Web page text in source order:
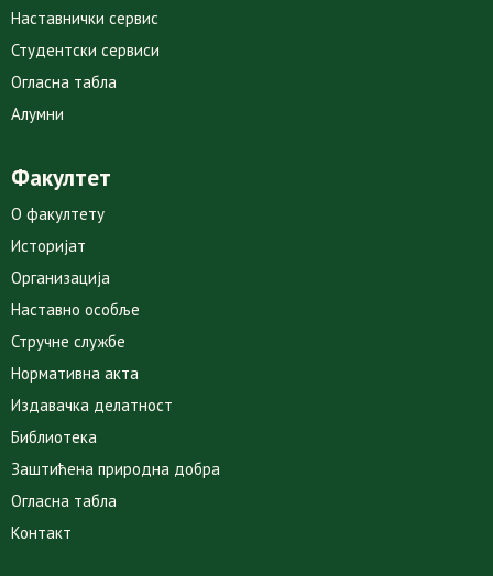
Наставнички сервис
Студентски сервиси
Огласна табла
Алумни
Факултет
О факултету
Историјат
Организација
Наставно особље
Стручне службе
Нормативна акта
Издавачка делатност
Библиотека
Заштићена природна добра
Огласна табла
Контакт